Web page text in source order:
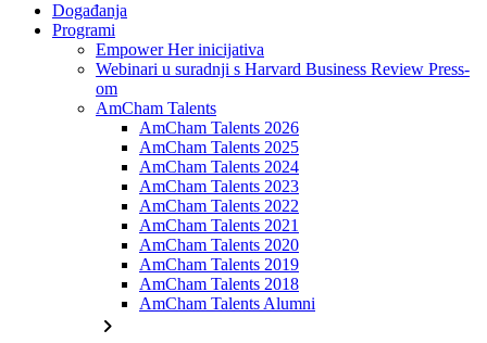
Događanja
Programi
Empower Her inicijativa
Webinari u suradnji s Harvard Business Review Press-
om
AmCham Talents
AmCham Talents 2026
AmCham Talents 2025
AmCham Talents 2024
AmCham Talents 2023
AmCham Talents 2022
AmCham Talents 2021
AmCham Talents 2020
AmCham Talents 2019
AmCham Talents 2018
AmCham Talents Alumni
chevron_right